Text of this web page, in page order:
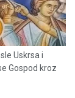
Uskrsa i
Gospod kroz